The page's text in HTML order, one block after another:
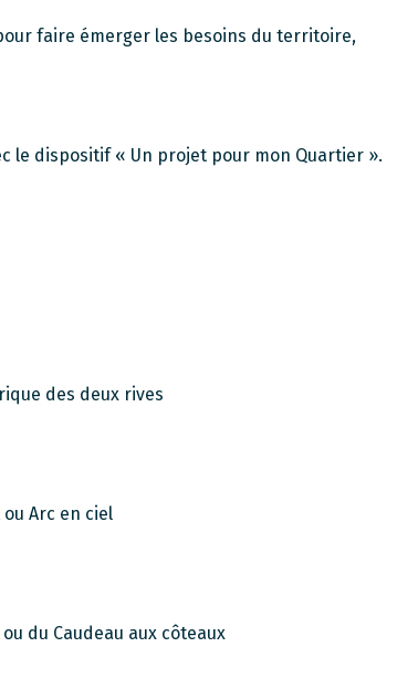
faire émerger les besoins du territoire,
le dispositif « Un projet pour mon Quartier ».
des deux rives
Arc en ciel
du Caudeau aux côteaux